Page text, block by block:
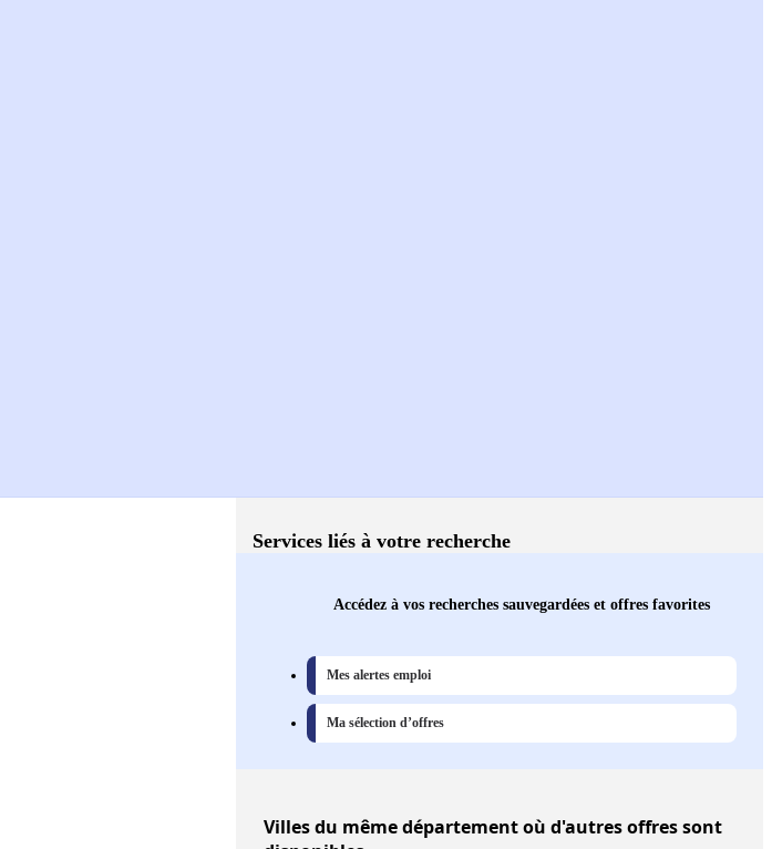
Services liés à votre recherche
Accédez à vos recherches sauvegardées et offres favorites
Mes alertes emploi
Ma sélection d’offres
Villesdu même département où d'autres offres sont